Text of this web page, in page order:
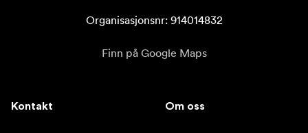
Organisasjonsnr: 914014832
Finn på Google Maps
Kontakt Om oss